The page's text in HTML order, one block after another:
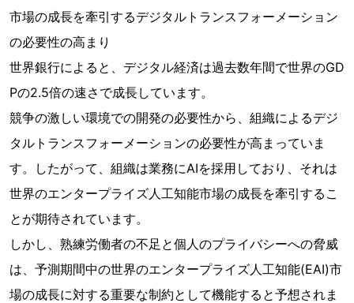
市場の成長を牽引するデジタルトランスフォーメーション
の必要性の高まり
世界銀行によると、デジタル経済は過去数年間で世界のGD
Pの2.5倍の速さで成長しています。
競争の激しい環境での開発の必要性から、組織によるデジ
タルトランスフォーメーションの必要性が高まっていま
す。したがって、組織は業務にAIを採用しており、それは
世界のエンタープライズ人工知能市場の成長を牽引するこ
とが期待されています。
しかし、熟練労働者の不足と個人のプライバシーへの脅威
は、予測期間中の世界のエンタープライズ人工知能(EAI)市
場の成長に対する重要な制約として機能すると予想されま